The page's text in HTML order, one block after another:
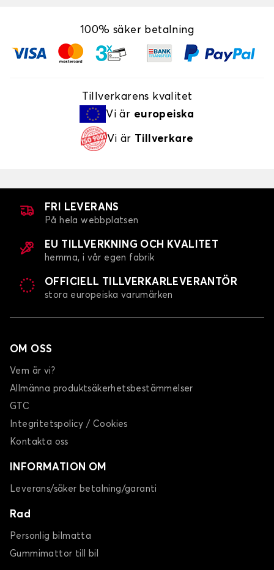
100% säker betalning
Tillverkarens kvalitet
Vi är europeiska
Vi är Tillverkare
FRI LEVERANS
På hela webbplatsen
EU TILLVERKNING OCH KVALITET
hemma, i vår egen fabrik
OFFICIELL TILLVERKARLEVERANTÖR
stora europeiska varumärken
OM OSS
Vem är vi?
Allmänna produktsäkerhetsbestämmelser
GTC
Integritetspolicy / Cookies
Kontakta oss
INFORMATION OM
Leverans/säker betalning/garanti
Rad
Personlig bilmatta
Gummimattor till bil